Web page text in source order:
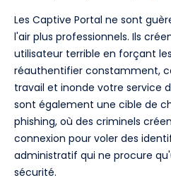
Les Captive Portal ne sont
l'air plus professionnels. Ils
utilisateur terrible en forçant
réauthentifier constamment,
travail et inonde votre service
sont également une cible de
phishing, où des criminels
connexion pour voler des
administratif qui ne procure
sécurité.